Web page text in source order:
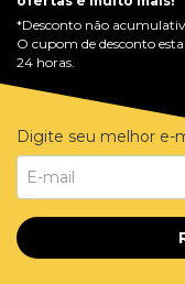
*Desconto não
O cupom de desconto
24 horas.
Digite seu melhor e-